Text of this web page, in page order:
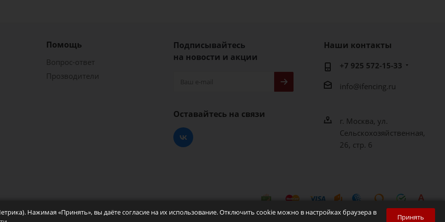
Помощь
Вопрос-ответ
Прозводители
Подписывайтесь
на новости и акции
Оставайтесь на связи
Наши контакты
+7 925 572-15-33
info@ifencing.ru
г. Москва, ул.
Сельскохозяйственная,
26, стр. 6
и оборудования
Нажимая «Принять», вы даёте согласие на их использование. Отключить cookie можно в настройках браузера в
Принять